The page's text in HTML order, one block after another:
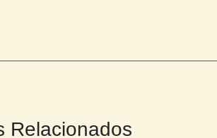
Relacionados